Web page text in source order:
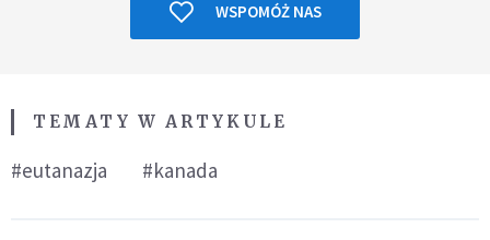
WSPOMÓŻ NAS
TEMATY W ARTYKULE
#eutanazja #kanada